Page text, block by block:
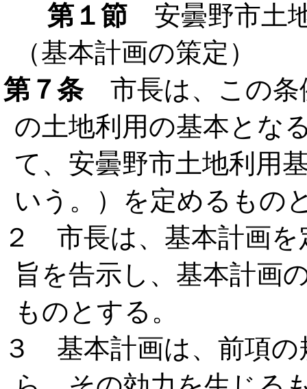
第１節 安曇野市土
（基本計画の策定）
第７条市長は、この条
の土地利用の基本とな
て、安曇野市土地利用
いう。）を定めるもの
２ 市長は、基本計画を
旨を告示し、基本計画
ものとする。
３ 基本計画は、前項の